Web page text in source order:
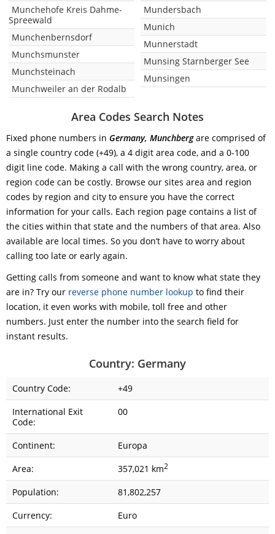
Munchehofe Kreis Dahme-
Spreewald
Munchenbernsdorf
Munchsmunster
Munchsteinach
Munchweiler an der Rodalb
Mundersbach
Munich
Munnerstadt
Munsing Starnberger See
Munsingen
Area Codes Search Notes
Fixed phone numbers in Germany, Munchbergare comprised of
a single country code (+49), a 4 digit area code, and a 0-100
digit line code. Making a call with the wrong country, area, or
region code can be costly. Browse our sites area and region
codes by region and city to ensure you have the correct
information for your calls. Each region page contains a list of
the cities within that state and the numbers of that area. Also
available are local times. So you don’t have to worry about
calling too late or early again.
Getting calls from someone and want to know what state they
are in? Try our reverse phone number lookup to find their
location, it even works with mobile, toll free and other
numbers. Just enter the number into the search field for
instant results.
Country: Germany
Country Code:
+49
International Exit
Code:
00
Continent:
Europa
Area:
357,021 km2
Population:
81,802,257
Currency:
Euro